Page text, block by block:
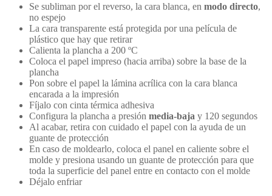
Se subliman por el reverso, la cara blanca, en modo directo,
no espejo
La cara transparente está protegida por una película de
plástico que hay que retirar
Calienta la plancha a 200 ºC
Coloca el papel impreso (hacia arriba) sobre la base de la
plancha
Pon sobre el papel la lámina acrílica con la cara blanca
encarada a la impresión
Fíjalo con cinta térmica adhesiva
Configura la plancha a presión media-baja y 120 segundos
Al acabar, retira con cuidado el papel con la ayuda de un
guante de protección
En caso de moldearlo, coloca el panel en caliente sobre el
molde y presiona usando un guante de protección para que
toda la superficie del panel entre en contacto con el molde
Déjalo enfriar